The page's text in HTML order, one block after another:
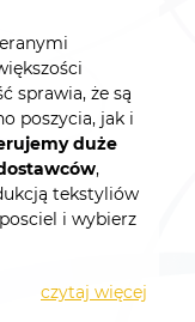
sprawia, że są
poszycia, jak i
duże
,
tekstyliów
i wybierz
czytaj więcej